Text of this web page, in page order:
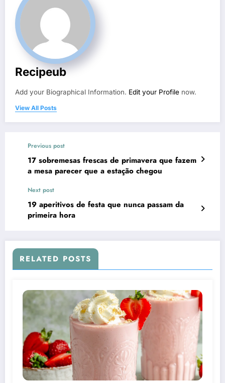
Recipeub
Add your Biographical Information. Edit your Profile now.
View All Posts
Previous post
17 sobremesas frescas de primavera que fazem
a mesa parecer que a estação chegou
Next post
19 aperitivos de festa que nunca passam da
primeira hora
RELATED POSTS